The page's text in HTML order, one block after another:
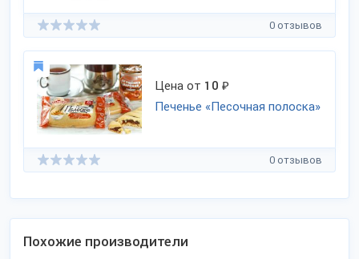
0 отзывов
Цена от 10 ₽
Печенье «Песочная полоска»
0 отзывов
Похожие производители